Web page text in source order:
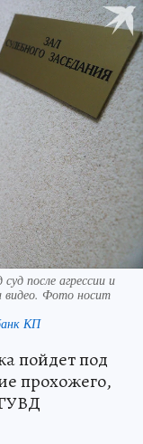
после агрессии и
видео. Фото носит
КП
пойдет под
прохожего,